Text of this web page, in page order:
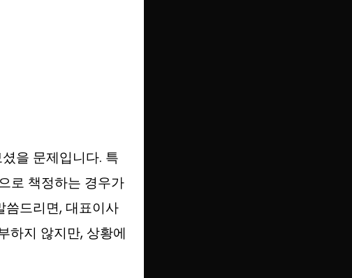
을 문제입니다. 특
로 책정하는 경우가
씀드리면, 대표이사
하지 않지만, 상황에